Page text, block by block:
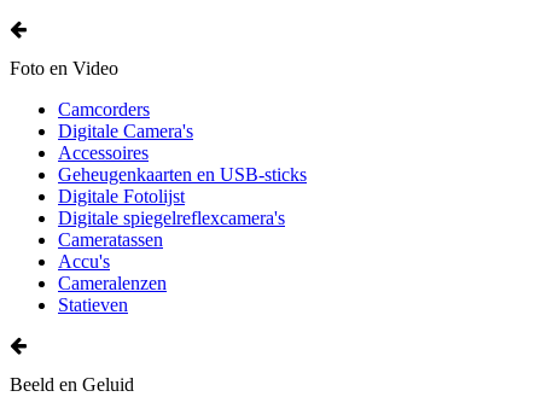
Foto en Video
Camcorders
Digitale Camera's
Accessoires
Geheugenkaarten en USB-sticks
Digitale Fotolijst
Digitale spiegelreflexcamera's
Cameratassen
Accu's
Cameralenzen
Statieven
Beeld en Geluid